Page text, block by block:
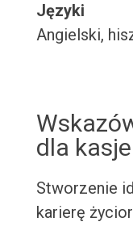
Języki
Angielski,
dla
Stworzenie
karierę